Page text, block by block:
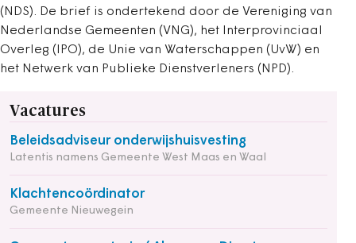
(NDS). De brief is ondertekend door de Vereniging van
Nederlandse Gemeenten (VNG), het Interprovinciaal
Overleg (IPO), de Unie van Waterschappen (UvW) en
het Netwerk van Publieke Dienstverleners (NPD).
Vacatures
Beleidsadviseur onderwijshuisvesting
Latentis namens Gemeente West Maas en Waal
Klachtencoördinator
Gemeente Nieuwegein